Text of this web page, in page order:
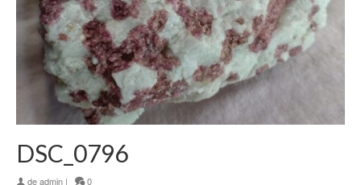
DSC_0796
deadmin | 0